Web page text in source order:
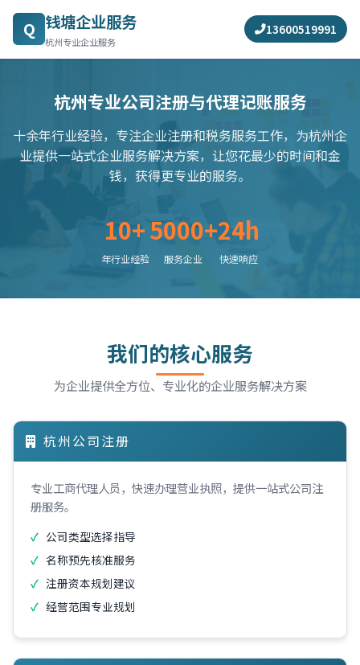
Q 钱塘企业服务
杭州专业企业服务
13600519991
杭州专业公司注册与代理记账服务
十余年行业经验，专注企业注册和税务服务工作，为杭州企
业提供一站式企业服务解决方案，让您花最少的时间和金
钱，获得更专业的服务。
10+
年行业经验
5000+
服务企业
24h
快速响应
我们的核心服务
为企业提供全方位、专业化的企业服务解决方案
杭州公司注册
专业工商代理人员，快速办理营业执照，提供一站式公司注
册服务。
公司类型选择指导
名称预先核准服务
注册资本规划建议
经营范围专业规划